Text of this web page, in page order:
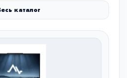
каталог